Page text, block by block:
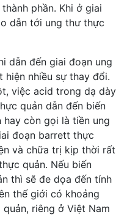
phần. Khi ở giai
dẫn tới ung thư thực
dẫn đến giai đoạn ung
nhiều sự thay đổi.
việc acid trong dạ dày
quản dẫn đến biến
còn gọi là tiền ung
đoạn barrett thực
và chữa trị kịp thời rất
quản. Nếu biến
thì sẽ đe dọa đến tính
thế giới có khoảng
riêng ở Việt Nam